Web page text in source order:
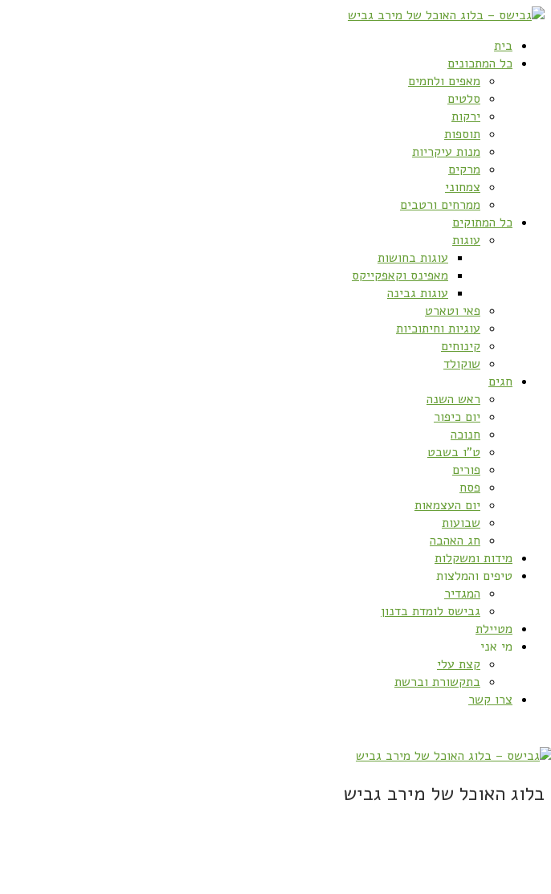
בית
כל המתכונים
מאפים ולחמים
סלטים
ירקות
תוספות
מנות עיקריות
מרקים
צמחוני
ממרחים ורטבים
כל המתוקים
עוגות
עוגות בחושות
מאפינס וקאפקייקס
עוגות גבינה
פאי וטארט
עוגיות וחיתוכיות
קינוחים
שוקולד
חגים
ראש השנה
יום כיפור
חנוכה
ט”ו בשבט
פורים
פסח
יום העצמאות
שבועות
חג האהבה
מידות ומשקלות
טיפים והמלצות
המגדיר
גבישס לומדת בדנון
מטיילת
מי אני
קצת עלי
בתקשורת וברשת
צרו קשר
בלוג האוכל של מירב גביש